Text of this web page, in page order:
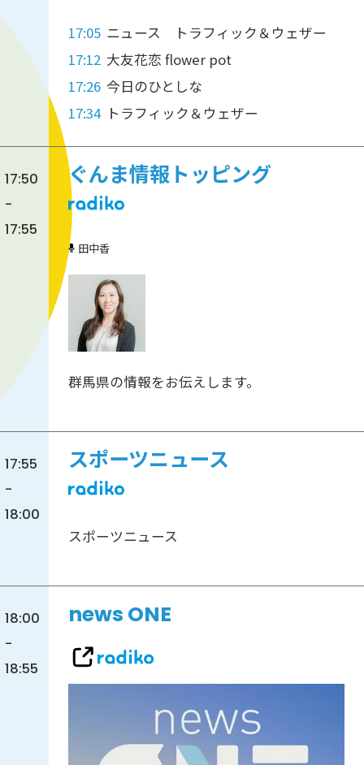
17:05 ニュース トラフィック＆ウェザー
17:12 大友花恋 flower pot
17:26 今日のひとしな
17:34 トラフィック＆ウェザー
17:50
-
17:55
ぐんま情報トッピング
田中香
群馬県の情報をお伝えします。
17:55
-
18:00
スポーツニュース
スポーツニュース
18:00
-
18:55
news ONE